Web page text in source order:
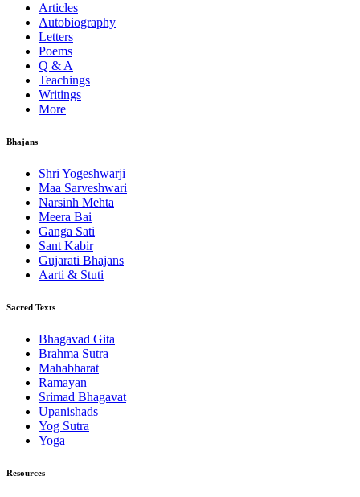
Articles
Autobiography
Letters
Poems
Q & A
Teachings
Writings
More
Bhajans
Shri Yogeshwarji
Maa Sarveshwari
Narsinh Mehta
Meera Bai
Ganga Sati
Sant Kabir
Gujarati Bhajans
Aarti & Stuti
Sacred Texts
Bhagavad Gita
Brahma Sutra
Mahabharat
Ramayan
Srimad Bhagavat
Upanishads
Yog Sutra
Yoga
Resources